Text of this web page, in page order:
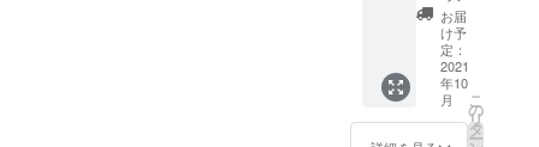
ラーメン店
で修行。新
店舗立ち上
げ店長とな
り、その店
題】
＆
【DRE
AMSPA
お届
け予
定：
2021
年10
月
こ
の
リ
タ
ー